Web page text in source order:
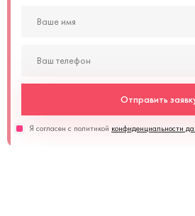
Отправить
Я согласен с политикой конфиденциальности